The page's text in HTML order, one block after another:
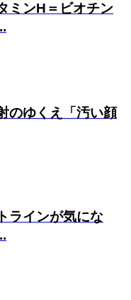
ミンH＝ビオチン
のゆくえ「汚い顔
ラインが気にな